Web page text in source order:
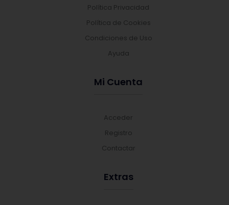
Política Privacidad
Política de Cookies
Condiciones de Uso
Ayuda
Mi Cuenta
Acceder
Registro
Contactar
Extras